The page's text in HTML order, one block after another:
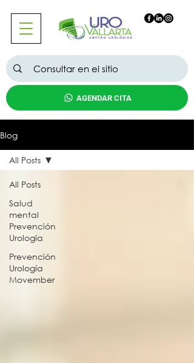
AGENDAR CITA
Blog
All Posts
Salud
mental
Prevención
Urología
Prevención
Urología
Movember
All Posts